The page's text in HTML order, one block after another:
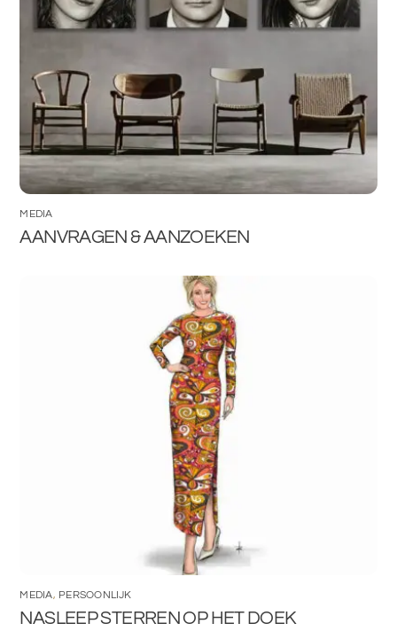
MEDIA
AANVRAGEN & AANZOEKEN
MEDIA, PERSOONLIJK
NASLEEP STERREN OP HET DOEK